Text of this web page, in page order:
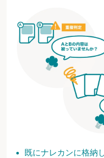
既にナレカンに格納